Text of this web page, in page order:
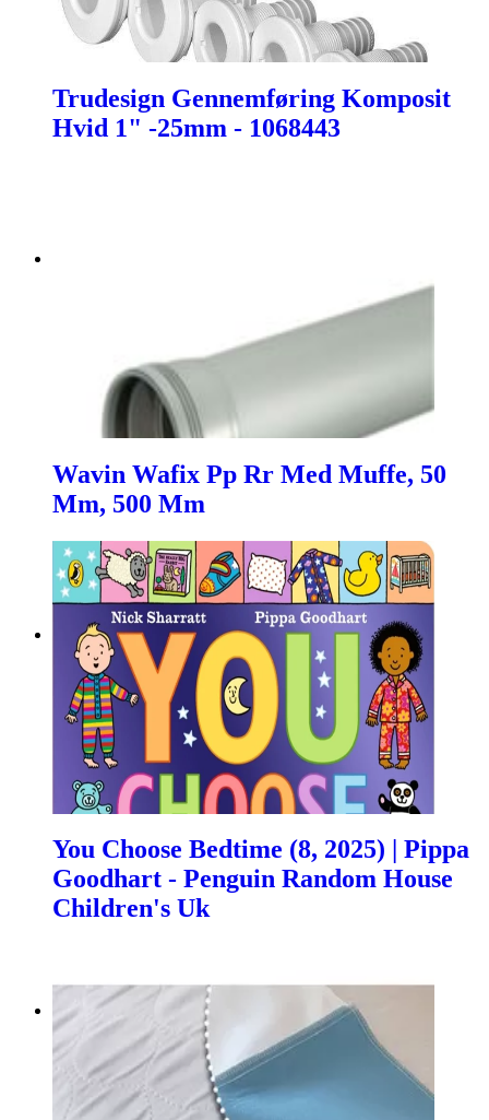
Trudesign Gennemføring Komposit
Hvid 1" -25mm - 1068443
Wavin Wafix Pp Rr Med Muffe, 50
Mm, 500 Mm
You Choose Bedtime (8, 2025) | Pippa
Goodhart - Penguin Random House
Children's Uk